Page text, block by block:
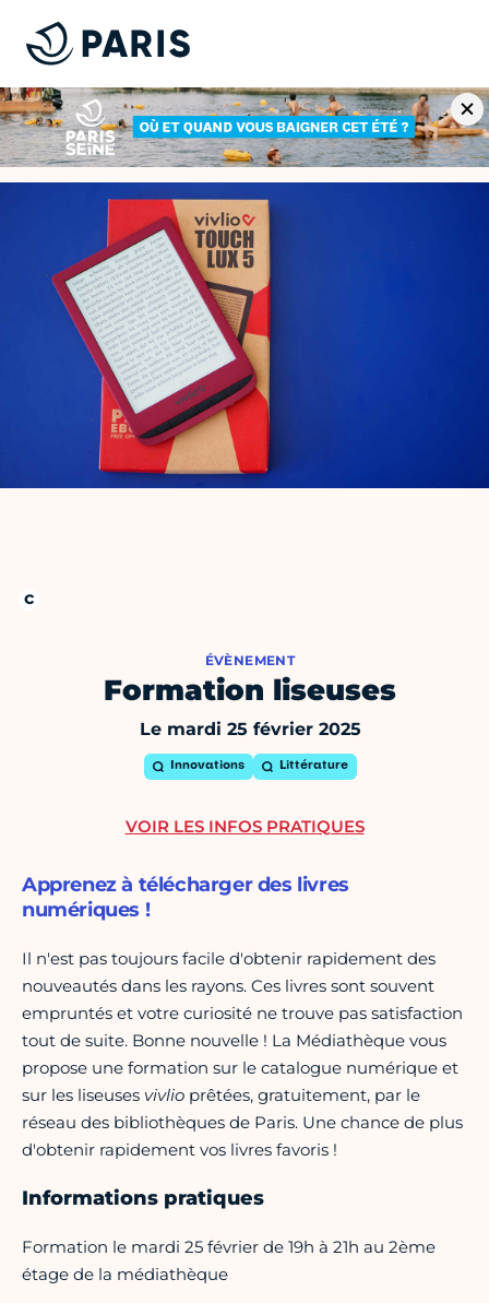
ÉVÈNEMENT
Formation liseuses
Le mardi 25 février 2025
Innovations Littérature
Apprenez à télécharger des livres
numériques !
Il n'est pas toujours facile d'obtenir rapidement des
nouveautés dans les rayons. Ces livres sont souvent
empruntés et votre curiosité ne trouve pas satisfaction
tout de suite. Bonne nouvelle ! La Médiathèque vous
propose une formation sur le catalogue numérique et
sur les liseuses vivlio prêtées, gratuitement, par le
réseau des bibliothèques de Paris. Une chance de plus
d'obtenir rapidement vos livres favoris !
Informations pratiques
Formation le mardi 25 février de 19h à 21h au 2ème
étage de la médiathèque
VOIR LES INFOS PRATIQUES